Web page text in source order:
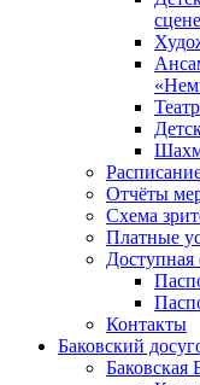
Отчёты
Схема
Платные
Доступная
Контакты
Баковский
Баковская